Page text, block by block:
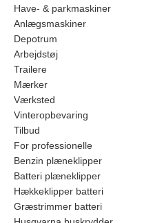
Have- & parkmaskiner
Anlægsmaskiner
Depotrum
Arbejdstøj
Trailere
Mærker
Værksted
Vinteropbevaring
Tilbud
For professionelle
Benzin plæneklipper
Batteri plæneklipper
Hækkeklipper batteri
Græstrimmer batteri